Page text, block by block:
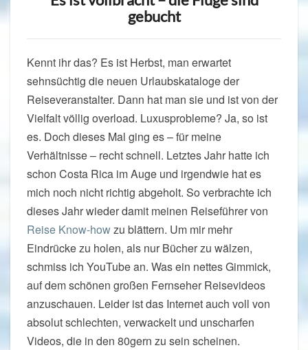
gebucht
Kennt ihr das? Es ist Herbst, man erwartet
sehnsüchtig die neuen Urlaubskataloge der
Reiseveranstalter. Dann hat man sie und ist von der
Vielfalt völlig overload. Luxusprobleme? Ja, so ist
es. Doch dieses Mal ging es – für meine
Verhältnisse – recht schnell. Letztes Jahr hatte ich
schon Costa Rica im Auge und irgendwie hat es
mich noch nicht richtig abgeholt. So verbrachte ich
dieses Jahr wieder damit meinen Reiseführer von
Reise Know-howzu blättern. Um mir mehr
Eindrücke zu holen, als nur Bücher zu wälzen,
schmiss ich YouTube an. Was ein nettes Gimmick,
auf dem schönen großen Fernseher Reisevideos
anzuschauen. Leider ist das Internet auch voll von
absolut schlechten, verwackelt und unscharfen
Videos, die in den 80gern zu sein scheinen.